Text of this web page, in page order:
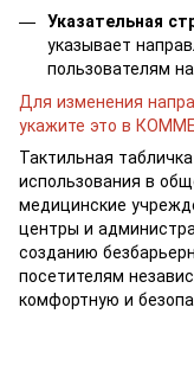
Указательная
указывает
пользователям
Для изменения
укажите это в
Тактильная
использования в
медицинские
центры и
созданию
посетителям
комфортную и